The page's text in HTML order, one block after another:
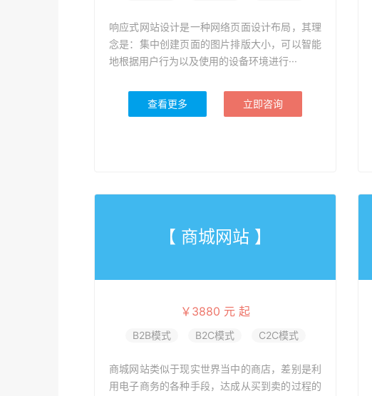
响应式网站设计是一种网络页面设计布局，其理
念是：集中创建页面的图片排版大小，可以智能
地根据用户行为以及使用的设备环境进行···
查看更多 立即咨询
【 商城网站 】
￥3880 元 起
B2B模式 B2C模式 C2C模式
商城网站类似于现实世界当中的商店，差别是利
用电子商务的各种手段，达成从买到卖的过程的